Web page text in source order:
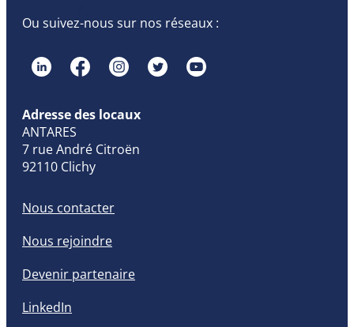
Ou suivez-nous sur nos réseaux :
Adresse des locaux
ANTARES
7 rue André Citroën
92110 Clichy
Nous contacter
Nous rejoindre
Devenir partenaire
LinkedIn